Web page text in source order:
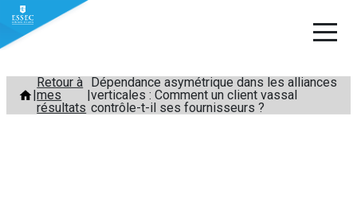
Aller
contenu
Retour à
mes
résultats
Dépendance asymétrique dans les alliances
verticales : Comment un client vassal
contrôle-t-il ses fournisseurs ?